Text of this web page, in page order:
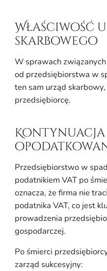
Właściwość
skarbowego
W sprawach
od przedsiębiorstwa w
ten sam urząd
przedsiębiorcę.
Kontynuacja
Przedsiębiorstwo w
podatnikiem VAT po
oznacza, że firma nie
podatnika VAT, co jest
prowadzenia
gospodarczej.
Po śmierci
zarząd sukcesyjny: